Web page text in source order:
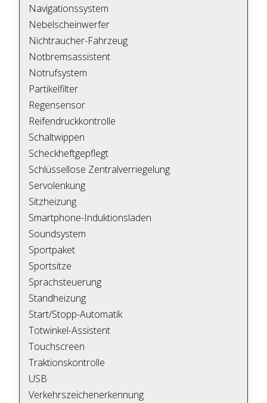
Navigationssystem
Nebelscheinwerfer
Nichtraucher-Fahrzeug
Notbremsassistent
Notrufsystem
Partikelfilter
Regensensor
Reifendruckkontrolle
Schaltwippen
Scheckheftgepflegt
Schlüssellose Zentralverriegelung
Servolenkung
Sitzheizung
Smartphone-Induktionsladen
Soundsystem
Sportpaket
Sportsitze
Sprachsteuerung
Standheizung
Start/Stopp-Automatik
Totwinkel-Assistent
Touchscreen
Traktionskontrolle
USB
Verkehrszeichenerkennung